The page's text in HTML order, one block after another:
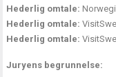
Hederlig omtale:
Hederlig omtale:
Hederlig omtale:
Juryens begrunnelse: